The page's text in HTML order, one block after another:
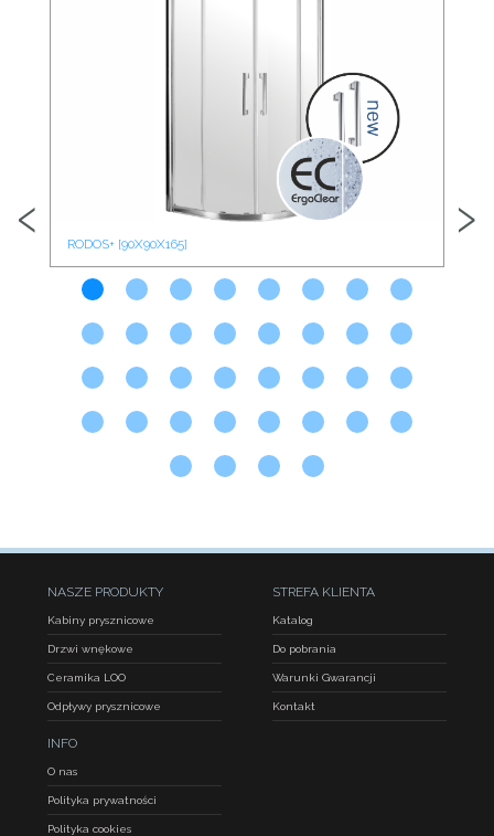
RODOS+ [90X90X165]
‹ ›
NASZE PRODUKTY
Kabiny prysznicowe
Drzwi wnękowe
Ceramika LOO
Odpływy prysznicowe
STREFA KLIENTA
Katalog
Do pobrania
Warunki Gwarancji
Kontakt
INFO
O nas
Polityka prywatności
Polityka cookies